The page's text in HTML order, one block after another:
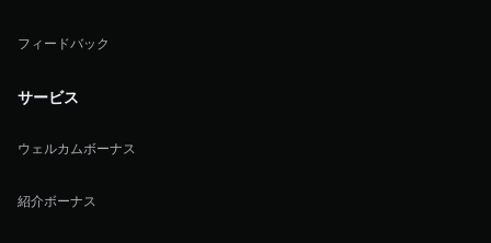
フィードバック
サービス
ウェルカムボーナス
紹介ボーナス